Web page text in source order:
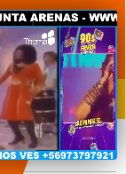
DEPORTES